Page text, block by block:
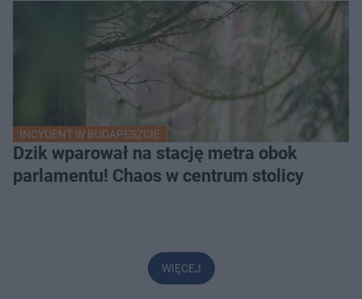
INCYDENT W BUDAPESZCIE
Dzik wparował na stację metra obok
parlamentu! Chaos w centrum stolicy
WIĘCEJ